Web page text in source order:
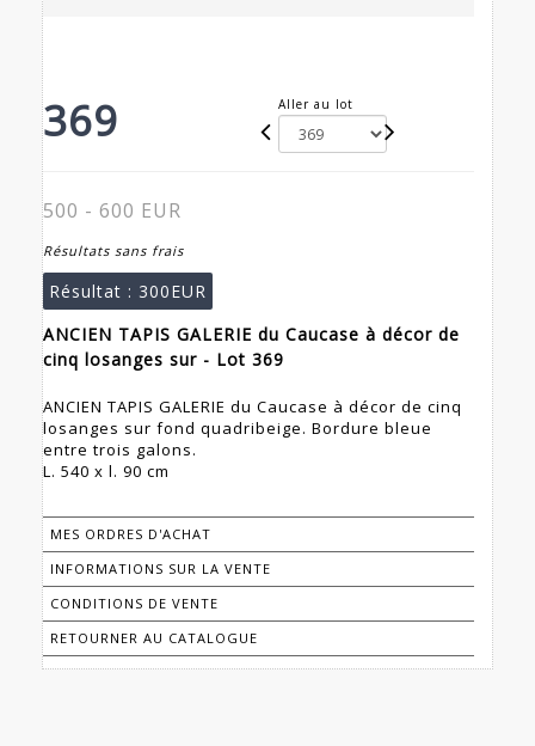
369 Aller au lot
500 - 600 EUR
Résultats sans frais
Résultat : 300EUR
ANCIEN TAPIS GALERIE du Caucase à décor de
cinq losanges sur - Lot 369
ANCIEN TAPIS GALERIE du Caucase à décor de cinq
losanges sur fond quadribeige. Bordure bleue
entre trois galons.
L. 540 x l. 90 cm
MES ORDRES D'ACHAT
INFORMATIONS SUR LA VENTE
CONDITIONS DE VENTE
RETOURNER AU CATALOGUE